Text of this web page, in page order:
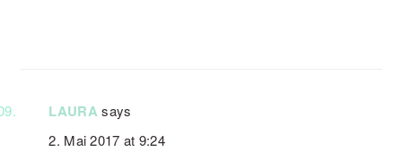
LAURA says
2. Mai 2017 at 9:24